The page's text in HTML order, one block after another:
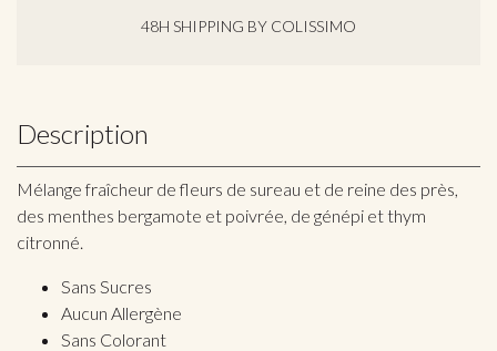
48H SHIPPING BY COLISSIMO
Description
Mélange fraîcheur de fleurs de sureau et de reine des près,
des menthes bergamote et poivrée, de génépi et thym
citronné.
Sans Sucres
Aucun Allergène
Sans Colorant